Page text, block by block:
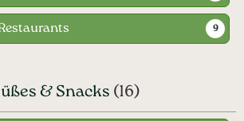
9
& Snacks (16)